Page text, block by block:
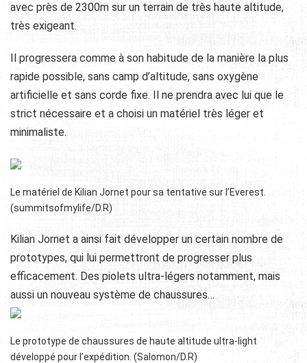
avec près de 2300m sur un terrain de très haute altitude,
très exigeant.
Il progressera comme à son habitude de la manière la plus
rapide possible, sans camp d’altitude, sans oxygène
artificielle et sans corde fixe. Il ne prendra avec lui que le
strict nécessaire et a choisi un matériel très léger et
minimaliste.
Le matériel de Kilian Jornet pour sa tentative sur l’Everest.
(summitsofmylife/D.R)
Kilian Jornet a ainsi fait développer un certain nombre de
prototypes, qui lui permettront de progresser plus
efficacement. Des piolets ultra-légers notamment, mais
aussi un nouveau système de chaussures…
Le prototype de chaussures de haute altitude ultra-light
développé pour l’expédition. (Salomon/D.R)